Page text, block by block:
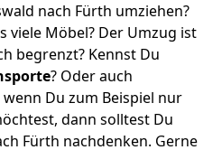
nach Fürth umziehen?
viele Möbel? Der Umzug ist
begrenzt? Kennst Du
? Oder auch
wenn Du zum Beispiel nur
dann solltest Du
Fürth nachdenken. Gerne